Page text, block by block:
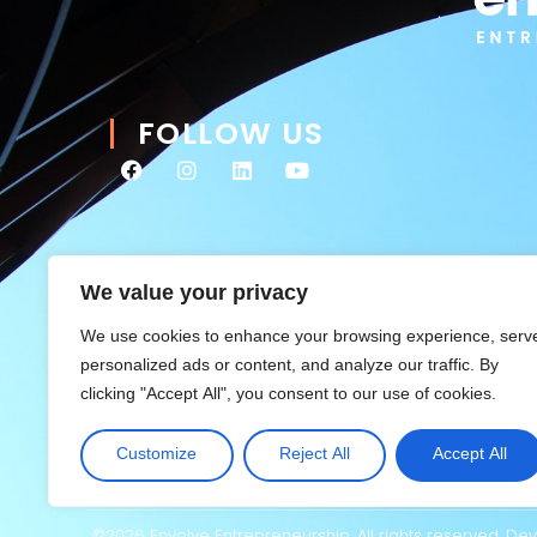
We value your privacy
We use cookies to enhance your browsing experience,
personalized ads or content, and analyze our traffic. By
clicking "Accept All", you consent to our use of cookies.
Customize Reject All Accept All
FOLLOW US